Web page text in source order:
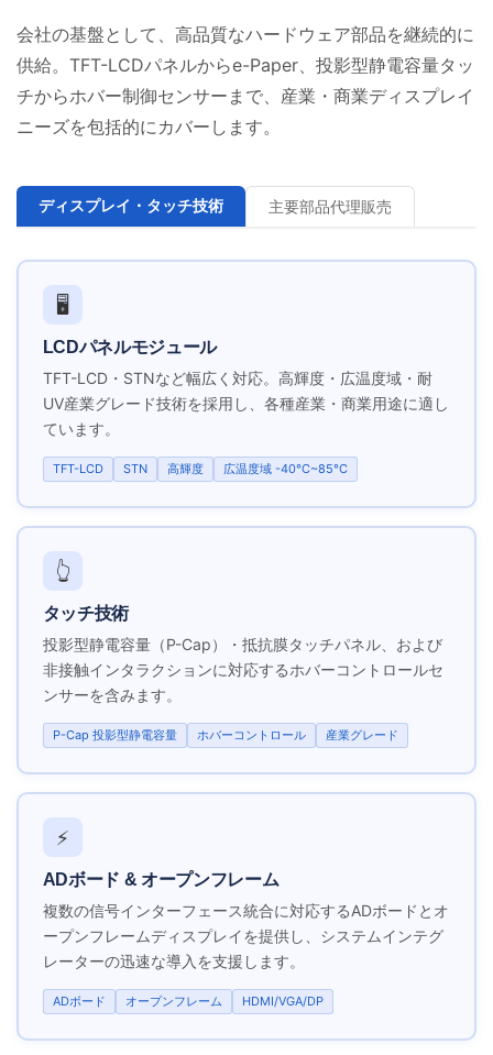
会社の基盤として、高品質なハードウェア部品を継続的に
供給。TFT-LCDパネルからe-Paper、投影型静電容量タッ
チからホバー制御センサーまで、産業・商業ディスプレイ
ニーズを包括的にカバーします。
ディスプレイ・タッチ技術 主要部品代理販売
🖥️
LCDパネルモジュール
TFT-LCD・STNなど幅広く対応。高輝度・広温度域・耐
UV産業グレード技術を採用し、各種産業・商業用途に適し
ています。
TFT-LCD STN 高輝度 広温度域 -40°C~85°C
👆
タッチ技術
投影型静電容量（P-Cap）・抵抗膜タッチパネル、および
非接触インタラクションに対応するホバーコントロールセ
ンサーを含みます。
P-Cap 投影型静電容量 ホバーコントロール 産業グレード
⚡
ADボード & オープンフレーム
複数の信号インターフェース統合に対応するADボードとオ
ープンフレームディスプレイを提供し、システムインテグ
レーターの迅速な導入を支援します。
ADボード オープンフレーム HDMI/VGA/DP